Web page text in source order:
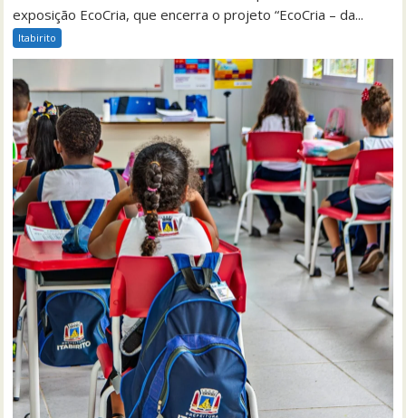
exposição EcoCria, que encerra o projeto “EcoCria – da...
Itabirito